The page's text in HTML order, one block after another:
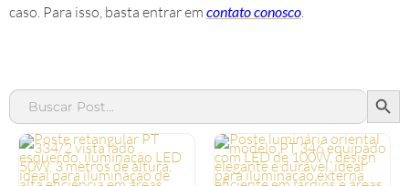
caso. Para isso, basta entrar em contato conosco
Search
for: